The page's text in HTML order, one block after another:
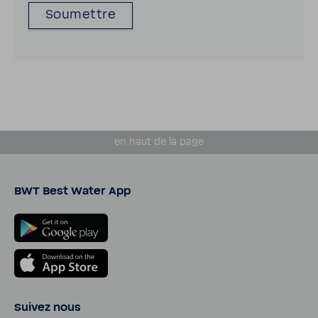
en haut de la page
BWT Best Water App
Suivez nous